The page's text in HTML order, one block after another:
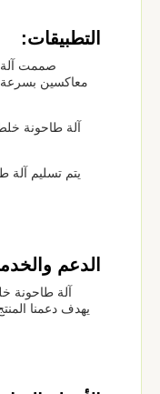
التطبيقات:
صممت آلة
آلة طاحونة
الدعم
آلة طاحونة
يهدف دعمنا